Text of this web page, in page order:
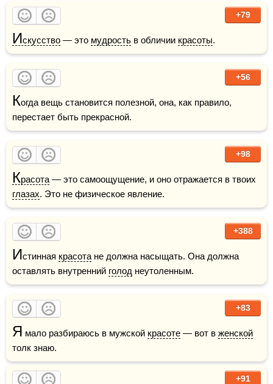
+79
Искусство — это мудрость в обличии красоты.
+56
Когда вещь становится полезной, она, как правило,
перестает быть прекрасной.
+98
Красота
глазах. Это не физическое явление.
+388
Истинная красота не должна насыщать. Она должна
оставлять внутренний голод неутоленным.
+83
Я мало разбираюсь в мужской красоте — вот в женской
толк знаю.
+91